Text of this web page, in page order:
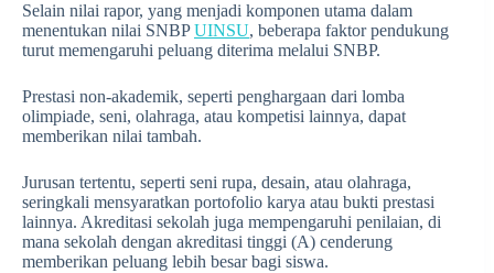
Selain nilai rapor, yang menjadi komponen utama dalam
menentukan nilai SNBPUINSU, beberapa faktor pendukung
turut memengaruhi peluang diterima melalui SNBP.
Prestasi non-akademik, seperti penghargaan dari lomba
olimpiade, seni, olahraga, atau kompetisi lainnya, dapat
memberikan nilai tambah.
Jurusan tertentu, seperti seni rupa, desain, atau olahraga,
seringkali mensyaratkan portofolio karya atau bukti prestasi
lainnya. Akreditasi sekolah juga mempengaruhi penilaian, di
mana sekolah dengan akreditasi tinggi (A) cenderung
memberikan peluang lebih besar bagi siswa.